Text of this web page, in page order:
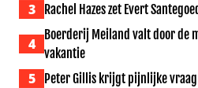
3 Rachel Hazes zet Evert
4
Boerderij Meiland valt door de
vakantie
5 Peter Gillis krijgt pijnlijke